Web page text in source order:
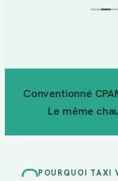
Conventionné
Le même
POURQUOI TAXI